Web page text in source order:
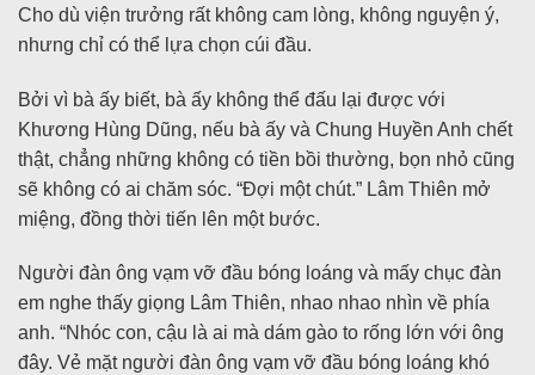
Cho dù viện trưởng rất không cam lòng, không nguyện ý,
nhưng chỉ có thể lựa chọn cúi đầu.
Bởi vì bà ấy biết, bà ấy không thể đấu lại được với
Khương Hùng Dũng, nếu bà ấy và Chung Huyền Anh chết
thật, chẳng những không có tiền bồi thường, bọn nhỏ cũng
sẽ không có ai chăm sóc. “Đợi một chút.” Lâm Thiên mở
miệng, đồng thời tiến lên một bước.
Người đàn ông vạm vỡ đầu bóng loáng và mấy chục đàn
em nghe thấy giọng Lâm Thiên, nhao nhao nhìn về phía
anh. “Nhóc con, cậu là ai mà dám gào to rống lớn với ông
đây. Vẻ mặt người đàn ông vạm vỡ đầu bóng loáng khó